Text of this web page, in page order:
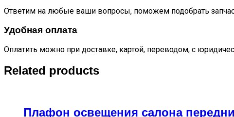
Ответим на любые ваши вопросы, поможем подобрать
Удобная оплата
Оплатить можно при доставке, картой, переводом, с
Related products
Плафон освещения салона